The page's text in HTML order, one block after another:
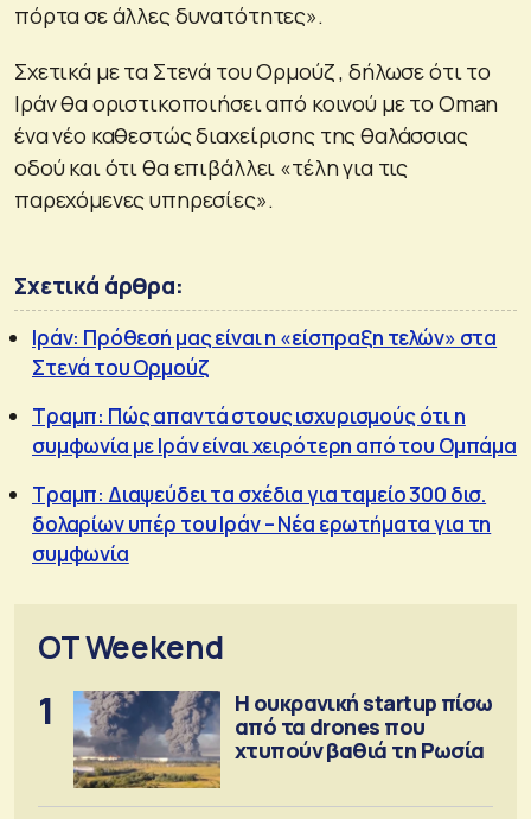
πόρτα σε άλλες δυνατότητες».
Σχετικά με τα Στενά του Ορμούζ , δήλωσε ότι το
Ιράν θα οριστικοποιήσει από κοινού με το Oman
ένα νέο καθεστώς διαχείρισης της θαλάσσιας
οδού και ότι θα επιβάλλει «τέλη για τις
παρεχόμενες υπηρεσίες».
Σχετικά άρθρα:
Ιράν: Πρόθεσή μας είναι η «είσπραξη τελών» στα
Στενά του Ορμούζ
Τραμπ: Πώς απαντά στους ισχυρισμούς ότι η
συμφωνία με Ιράν είναι χειρότερη από του Ομπάμα
Τραμπ: Διαψεύδει τα σχέδια για ταμείο 300 δισ.
δολαρίων υπέρ του Ιράν – Νέα ερωτήματα για τη
συμφωνία
OT Weekend
1
Η ουκρανική startup πίσω
από τα drones που
χτυπούν βαθιά τη Ρωσία